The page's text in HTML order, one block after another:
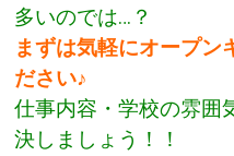
多いのでは…？
まずは気軽にオープン
ださい♪
仕事内容・学校の雰囲
決しましょう！！